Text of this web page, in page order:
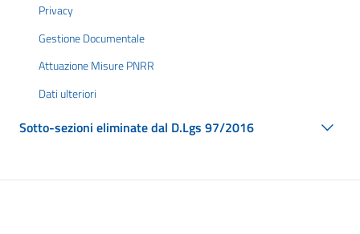
Privacy
Gestione Documentale
Attuazione Misure PNRR
Dati ulteriori
Sotto-sezioni eliminate dal D.Lgs 97/2016